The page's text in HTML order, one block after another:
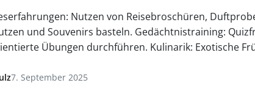
Nutzen von Reisebroschüren,
und Souvenirs basteln. Gedächtnistraining:
Übungen durchführen. Kulinarik: Exotische
7. September 2025